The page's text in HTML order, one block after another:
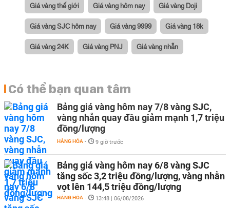
Giá vàng thế giới Giá vàng hôm nay Giá vàng Doji
Giá vàng SJC hôm nay Giá vàng 9999 Giá vàng 18k
Giá vàng 24K Giá vàng PNJ Giá vàng nhẫn
Có thể bạn quan tâm
Bảng giá vàng hôm nay 7/8 vàng SJC,
vàng nhẫn quay đầu giảm mạnh 1,7 triệu
đồng/lượng
HÀNG HÓA - 9 giờ trước
Bảng giá vàng hôm nay 6/8 vàng SJC
tăng sốc 3,2 triệu đồng/lượng, vàng nhẫn
vọt lên 144,5 triệu đồng/lượng
HÀNG HÓA - 13:48 | 06/08/2026